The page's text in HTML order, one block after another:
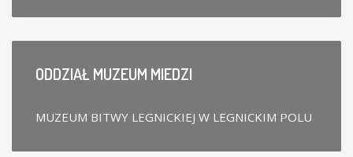
ODDZIAŁMUZEUM MIEDZI
MUZEUM BITWY LEGNICKIEJ W LEGNICKIM POLU